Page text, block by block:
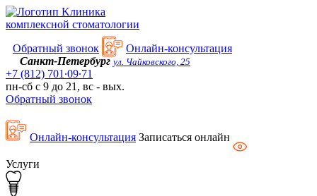
Kлиника
комплексной стоматологии
Обратный звонок
Онлайн-консультация
Санкт-Петербург ул. Чайковского, 25
+7 (812) 701∙09∙71
пн-сб с 9 до 21, вс - вых.
Обратный звонок
Онлайн-консультация Записаться онлайн
Услуги